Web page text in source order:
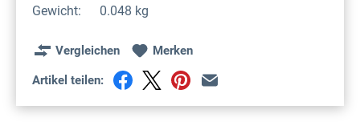
Gewicht:
0.048 kg
Vergleichen Merken
Artikel teilen: